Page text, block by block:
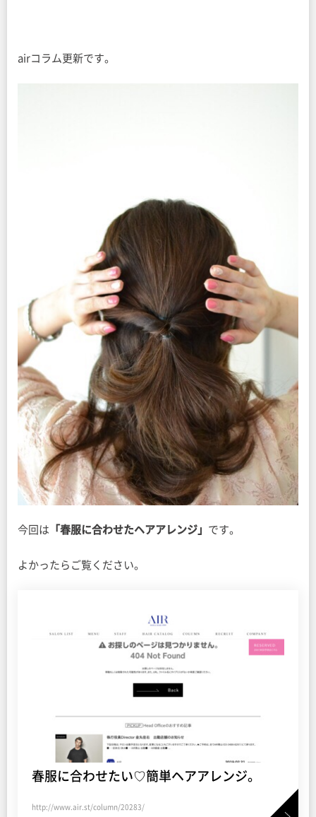
airコラム更新です。
今回は 「春服に合わせたヘアアレンジ」 です。
よかったらご覧ください。
春服に合わせたい♡簡単ヘアアレンジ。
http://www.air.st/column/20283/